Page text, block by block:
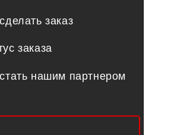
заказ
заказа
нашим партнером